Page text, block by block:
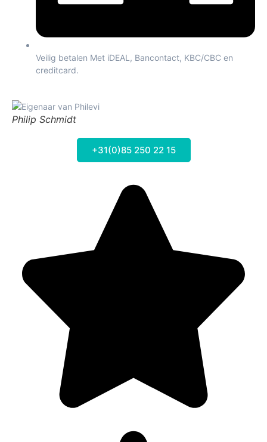
Veilig betalen Met iDEAL, Bancontact, KBC/CBC en
creditcard.
Philip Schmidt
+31(0)85 250 22 15